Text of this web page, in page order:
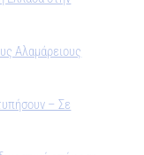
Αλαμάρειους
– Σε